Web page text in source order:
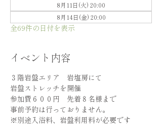
8月11日(火) 20:00
8月14日(金) 20:00
全69件の日付を表示
イベント内容
３階岩盤エリア　岩塩房にて
岩盤ストレッチを開催
参加費６００円　先着８名様まで
事前予約は行っておりません。
※別途入浴料、岩盤利用料が必要です